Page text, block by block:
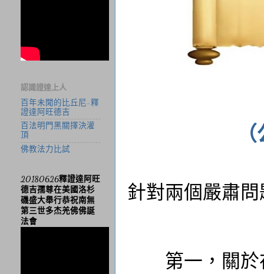
針對兩個嚴肅
第一，關
認識證達上人
百年未聞的比丘尼-釋
證達阿旺德吉
百法明門黑關擇決灌
頂
佛教法力比試
20180626釋證達阿旺
德吉孺尊在美國洛杉
磯盛大舉行恭祝南無
第三世多杰羌佛佛誕
法會